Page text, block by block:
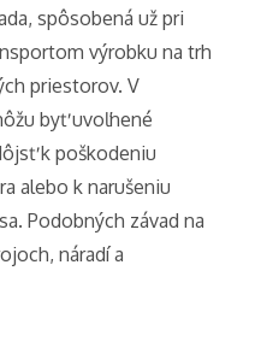
spôsobená už pri
výrobku na trh
priestorov. V
byť uvoľnené
k poškodeniu
alebo k narušeniu
Podobných závad na
náradí a